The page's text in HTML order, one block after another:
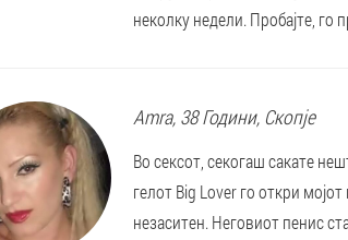
неколку недели. Пробајте, го
Amra, 38 Години, Скопје
Во сексот, секогаш сакате
гелот Big Lover го откри
незаситен. Неговиот пенис